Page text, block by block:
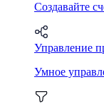
Создавайте
Управление
Умное